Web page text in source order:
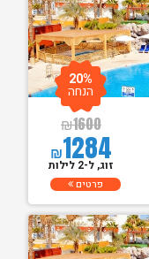
₪1600
₪1284
20%
הנחה
זוג, ל-2 לילות
פרטים